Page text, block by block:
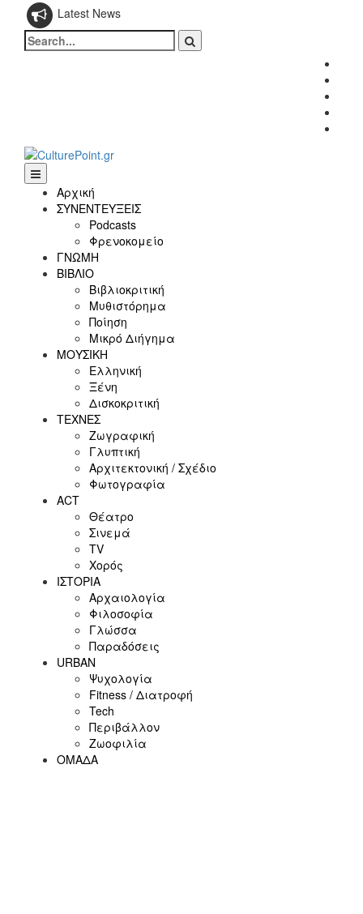
Latest News
Search
for:
Αρχική
ΣΥΝΕΝΤΕΥΞΕΙΣ
Podcasts
Φρενοκομείο
ΓΝΩΜΗ
ΒΙΒΛΙΟ
Βιβλιοκριτική
Μυθιστόρημα
Ποίηση
Μικρό Διήγημα
ΜΟΥΣΙΚΗ
Ελληνική
Ξένη
Δισκοκριτική
ΤΕΧΝΕΣ
Ζωγραφική
Γλυπτική
Αρχιτεκτονική / Σχέδιο
Φωτογραφία
ACT
Θέατρο
Σινεμά
ΤV
Χορός
ΙΣΤΟΡΙΑ
Αρχαιολογία
Φιλοσοφία
Γλώσσα
Παραδόσεις
URBAN
Ψυχολογία
Fitness / Διατροφή
Tech
Περιβάλλον
Ζωοφιλία
ΟΜΑΔΑ